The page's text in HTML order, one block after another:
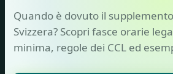
Quando è dovuto il
Svizzera? Scopri fasce orarie
minima, regole dei CCL ed